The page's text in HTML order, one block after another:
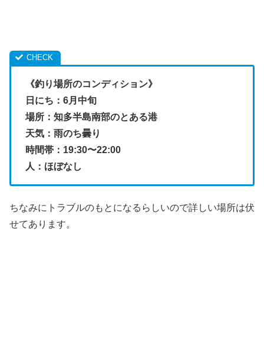
《釣り場所のコンディション》
日にち：6月中旬
場所：知多半島南部のとある港
天気：雨のち曇り
時間帯：19:30〜22:00
人：ほぼなし
ちなみにトラブルのもとになるらしいので詳しい場所は伏
せてあります。